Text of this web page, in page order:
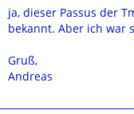
ja, dieser Passus der
bekannt. Aber ich war
Gruß,
Andreas